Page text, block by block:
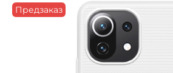
Предзаказ